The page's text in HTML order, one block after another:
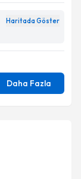
Haritada Göster
Daha Fazla